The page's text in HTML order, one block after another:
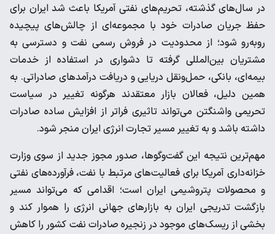
در سال‌های گذشته، تحریم‌های نفتی آمریکا باعث شد ایران برای
حفظ جریان صادرات خود با مجموعه‌ای از چالش‌های پیچیده
روبه‌رو شود؛ از محدودیت در فروش رسمی نفت و دسترسی به
مشتریان بین‌المللی گرفته تا دشواری در استفاده از خدمات
بیمه‌ای، بانکی، حمل‌ونقل دریایی و دریافت درآمدهای صادراتی. به
همین دلیل، فعالان بازار معتقدند هرگونه تغییر در سیاست
تحریمی واشنگتن می‌تواند تاثیری فراتر از افزایش ساده صادرات
داشته باشد و به تغییر مسیر تجارت انرژی ایران منجر شود.
مهم‌ترین نتیجه این گفت‌وگوها، صدور مجوز جدید از سوی وزارت
خزانه‌داری آمریکا برای فعالیت‌های مرتبط با نفت، فرآورده‌های نفتی
و محصولات پتروشیمی ایران است؛ اقدامی که می‌تواند مسیر
بازگشت تدریجی ایران به بازارهای جهانی انرژی را هموار کند و
بخشی از ریسک‌های موجود در زنجیره صادرات نفت کشور را کاهش